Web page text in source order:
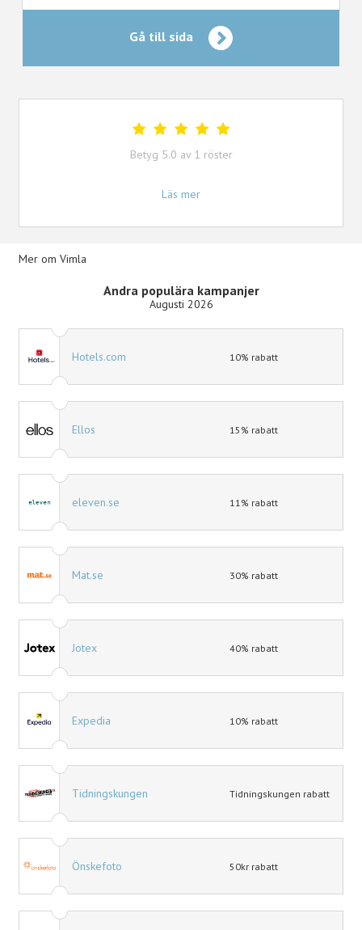
Betyg 5.0 av 1 röster
Läs mer
Gå till sida
Mer om Vimla
Andra populära kampanjer
Augusti 2026
Hotels.com 10% rabatt
Ellos 15% rabatt
eleven.se 11% rabatt
Mat.se 30% rabatt
Jotex 40% rabatt
Expedia 10% rabatt
Tidningskungen Tidningskungen rabatt
Önskefoto 50kr rabatt